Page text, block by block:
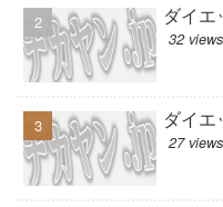
ダイエ
32 views
ダイエ
27 views